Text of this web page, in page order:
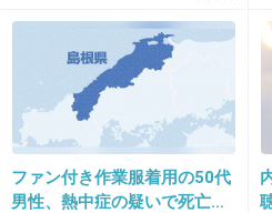
2014/03/26(水) 16:04:10
面白い人材も育つけど、
多いような…
出典：livedoor.blogimg.jp
ファン付き作業服着用の50代
男性、熱中症の疑いで死亡…